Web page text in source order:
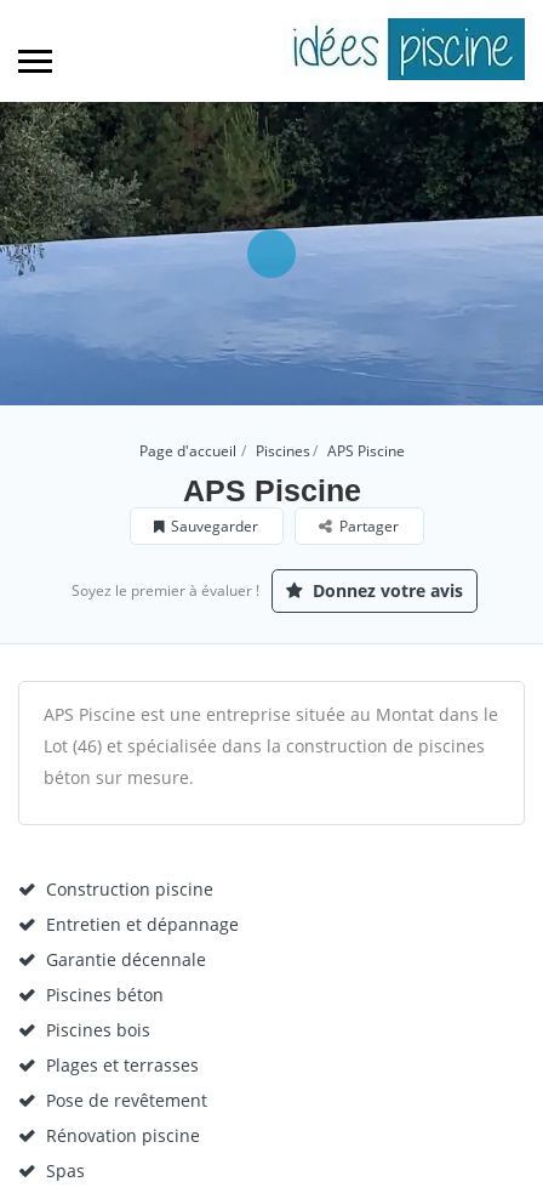
Page d'accueil Piscines APS Piscine
APS Piscine
Sauvegarder Partager
Soyez le premier à évaluer ! Donnez votre avis
APS Piscine est une entreprise située au Montat dans le
Lot (46) et spécialisée dans la construction de piscines
béton sur mesure.
Construction piscine
Entretien et dépannage
Garantie décennale
Piscines béton
Piscines bois
Plages et terrasses
Pose de revêtement
Rénovation piscine
Spas